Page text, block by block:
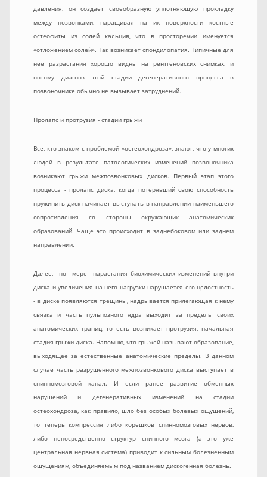
давления, он создает своеобразную уплотняющую прокладку
между позвонками, наращивая на их поверхности костные
остеофиты из солей кальция, что в просторечии именуется
«отложением солей». Так возникает спондилопатия. Типичные для
нее разрастания хорошо видны на рентгеновских снимках, и
потому диагноз этой стадии дегенеративного процесса в
позвоночнике обычно не вызывает затруднений.
Пролапс и протрузия - стадии грыжи
Все, кто знаком с проблемой «остеохондроза», знают, что у многих
людей в результате патологических изменений позвоночника
возникают грыжи межпозвонковых дисков. Первый этап этого
процесса - пролапс диска, когда потерявший свою способность
пружинить диск начинает выступать в направлении наименьшего
сопротивления со стороны окружающих анатомических
образований. Чаще это происходит в заднебоковом или заднем
направлении.
Далее, по мере нарастания биохимических изменений внутри
диска и увеличения на него нагрузки нарушается его целостность
- в диске появляются трещины, надрывается прилегающая к нему
связка и часть пульпозного ядра выходит за пределы своих
анатомических границ, то есть возникает протрузия, начальная
стадия грыжи диска. Напомню, что грыжей называют образование,
выходящее за естественные анатомические пределы. В данном
случае часть разрушенного межпозвонкового диска выступает в
спинномозговой канал. И если ранее развитие обменных
нарушений и дегенеративных изменений на стадии
остеохондроза, как правило, шло без особых болевых ощущений,
то теперь компрессия либо корешков спинномозговых нервов,
либо непосредственно структур спинного мозга (а это уже
центральная нервная система) приводит к сильным болезненным
ощущениям, объединяемым под названием дискогенная болезнь.